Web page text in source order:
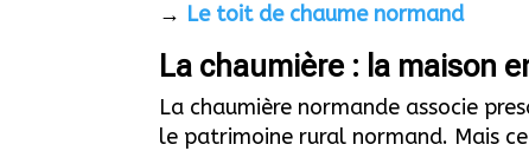
→ Le toit de chaume normand
La chaumière : la maison
La chaumière normande associe
le patrimoine rural normand. Mais